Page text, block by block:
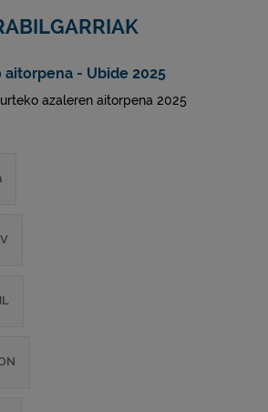
- Ubide 2025
azaleren aitorpena 2025